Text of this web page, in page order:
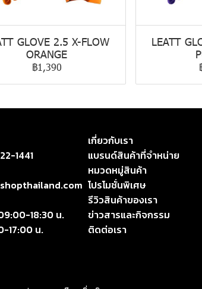
GLOVE 2.5 X-FLOW
ORANGE
฿1,390
LEATT
1441
18:30 น.
17:00 น.
เกี่ยวกับเรา
แบรนด์สินค้าที่จำหน่าย
หมวดหมู่สินค้า
โปรโมชั่นพิเศษ
รีวิวสินค้าของเรา
ข่าวสารและกิจกรรม
ติดต่อเรา